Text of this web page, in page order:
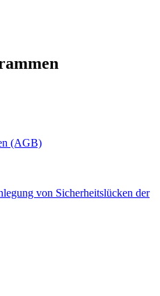
(AGB)
von Sicherheitslücken der